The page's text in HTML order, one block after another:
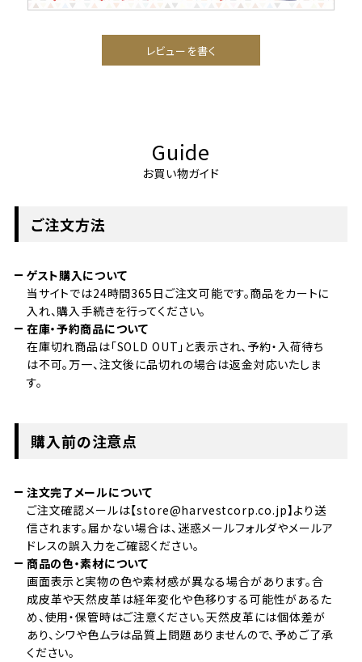
レビューを書く
Guide
お買い物ガイド
ご注文方法
ゲスト購入について
当サイトでは24時間365日ご注文可能です。商品をカートに
入れ、購入手続きを行ってください。
在庫・予約商品について
在庫切れ商品は「SOLD OUT」と表示され、予約・入荷待ち
は不可。万一、注文後に品切れの場合は返金対応いたしま
す。
購入前の注意点
注文完了メールについて
ご注文確認メールは【store@harvestcorp.co.jp】より送
信されます。届かない場合は、迷惑メールフォルダやメールア
ドレスの誤入力をご確認ください。
商品の色・素材について
画面表示と実物の色や素材感が異なる場合があります。合
成皮革や天然皮革は経年変化や色移りする可能性があるた
め、使用・保管時はご注意ください。天然皮革には個体差が
あり、シワや色ムラは品質上問題ありませんので、予めご了承
ください。